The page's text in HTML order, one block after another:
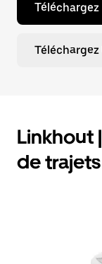
Téléchargez
Linkhout
de